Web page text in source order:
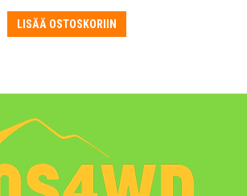
oli:
26,50 €.
on:
21,50 €.
LISÄÄ OSTOSKORIIN